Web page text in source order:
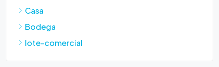
Casa
Bodega
lote-comercial